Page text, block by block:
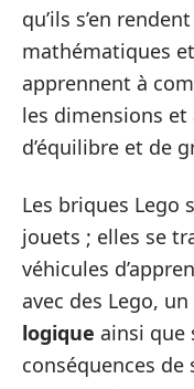
qu’ils s’en
mathématiques
apprennent à
les dimensions
d’équilibre et de
Les briques Lego
jouets ; elles se
véhicules
avec des Lego,
logique ainsi que
conséquences de